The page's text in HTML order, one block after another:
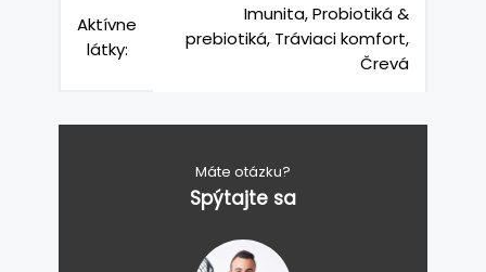
Aktívne
látky:
Imunita, Probiotiká &
prebiotiká, Tráviaci komfort,
Črevá
Máte otázku?
Spýtajte sa